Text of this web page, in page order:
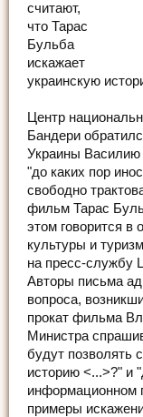
считают,
что Тарас
Бульба
искажает
украинскую
Центр
Бандери
Украины Василию
"до каких пор
свободно
фильм Тарас
этом говорится в
культуры и
на пресс-службу
Авторы письма
вопроса,
прокат фильма
Министра
будут позволять
историю <...>?" и
информационном
примеры